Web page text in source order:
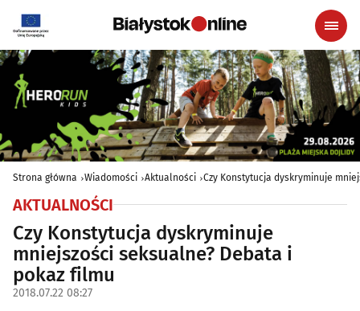
Strona główna Wiadomości Aktualności Czy Konstytucja dyskryminuje
AKTUALNOŚCI
Czy Konstytucja dyskryminuje
mniejszości seksualne? Debata i
pokaz filmu
2018.07.22 08:27